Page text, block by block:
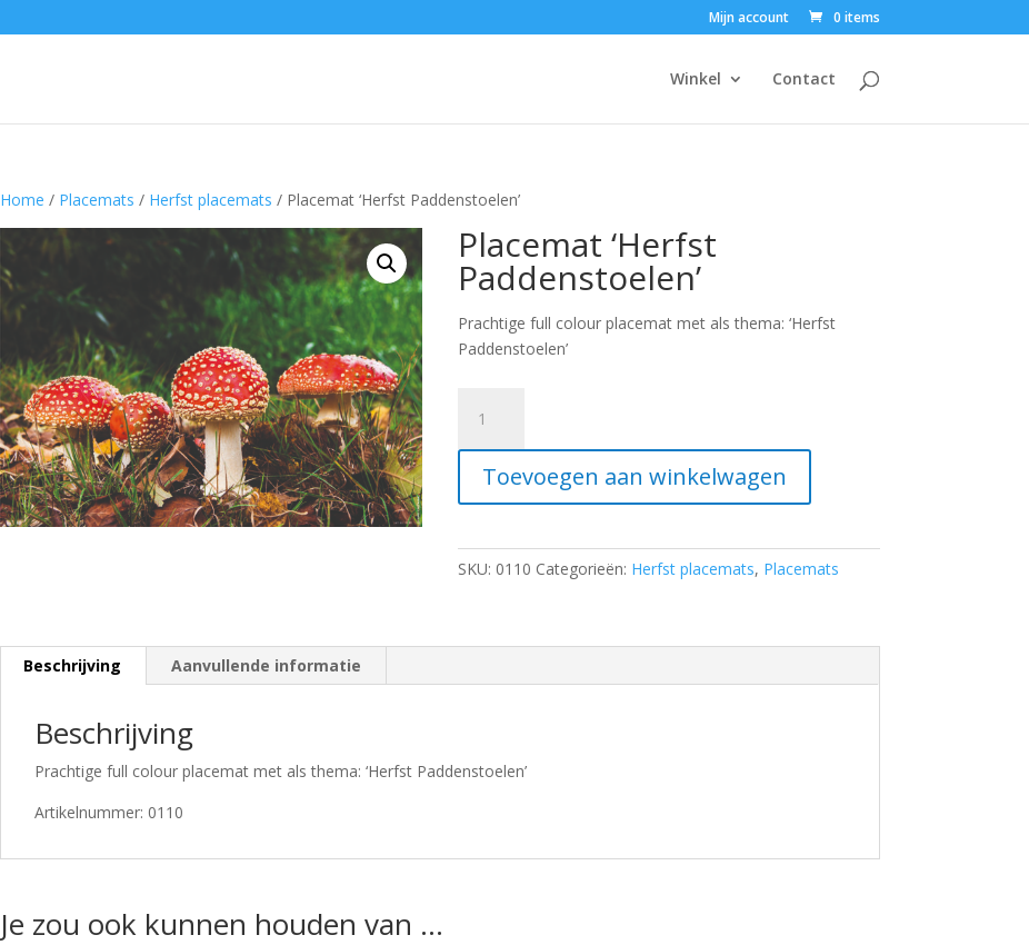
Mijn account 0 items
Winkel Contact
Home / Placemats / Herfst placemats / Placemat ‘Herfst Paddenstoelen’
Placemat ‘Herfst
Paddenstoelen’
Prachtige full colour placemat met als thema: ‘Herfst
Paddenstoelen’
'Herfst
Paddenstoelen'
aantalToevoegen aan winkelwagen
SKU: 0110 Categorieën: Herfst placemats, Placemats
Beschrijving Aanvullende informatie
Beschrijving
Prachtige full colour placemat met als thema: ‘Herfst Paddenstoelen’
Artikelnummer: 0110
Je zou ook kunnen houden van …